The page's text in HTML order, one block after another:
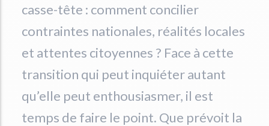
casse-tête : comment concilier
contraintes nationales, réalités locales
et attentes citoyennes ? Face à cette
transition qui peut inquiéter autant
qu’elle peut enthousiasmer, il est
temps de faire le point. Que prévoit la